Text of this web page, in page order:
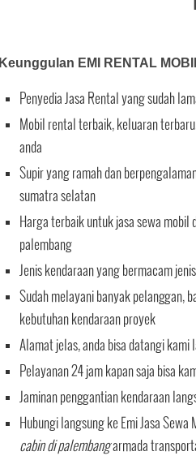
Keunggulan EMI RENTAL
Penyedia Jasa Rental yang sudah
Mobil rental terbaik, keluaran
anda
Supir yang ramah dan
sumatra selatan
Harga terbaik untuk jasa sewa
palembang
Jenis kendaraan yang bermacam
Sudah melayani banyak pelanggan,
kebutuhan kendaraan proyek
Alamat jelas, anda bisa datangi kami
Pelayanan 24 jam kapan saja bisa
Jaminan penggantian kendaraan
Hubungi langsung ke Emi Jasa
cabin di palembangarmada